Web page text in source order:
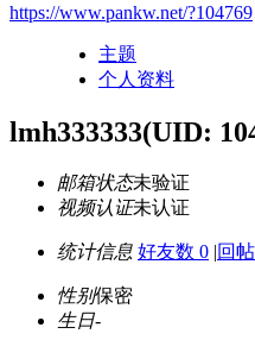
https://www.pankw.net/?104769
主题
个人资料
lmh333333(UID:
邮箱状态未验证
视频认证未认证
统计信息 好友数 0 |回
性别保密
生日-